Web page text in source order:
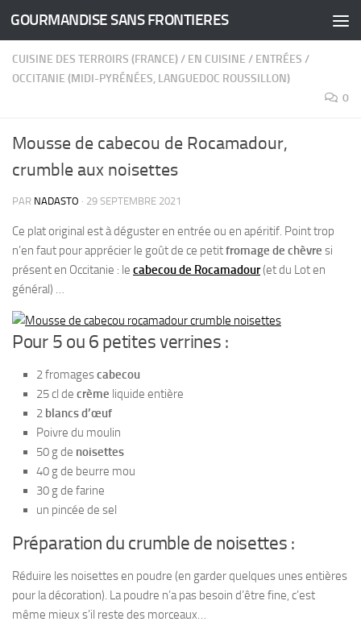
Skip to content
GOURMANDISE SANS FRONTIERES
CUISINE DES TERROIRS (FRANCE)/ EN CUISINE / ENTRÉES /
OCCITANIE (MIDI-PYRÉNÉES, LANGUEDOC ROUSSILLON)
0
Mousse de cabecou de Rocamadour,
crumble aux noisettes
PAR NADASTO · 29 SEPTEMBRE 2021
Ce plat original est à déguster en entrée ou en apéritif. Point trop
n’en faut pour apprécier le goût de ce petitfromage de chèvre si
présent en Occitanie : le cabecou de Rocamadour(et du Lot en
général) …
Pour 5 ou 6 petites verrines :
2 fromagescabecou
25 cl de crème liquide entière
2 blancs d’œuf
Poivre du moulin
50 g de noisettes
40 g de beurre mou
30 g de farine
un pincée de sel
Préparation du crumble de noisettes :
Réduire les noisettes en poudre (en garder quelques unes entières
pour la décoration). La poudre n’a pas besoin d’être fine, c’est
même mieux s’il reste des morceaux…